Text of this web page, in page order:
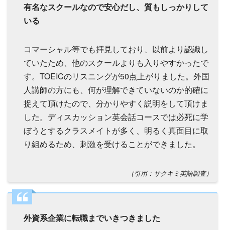
有名なスクールなので安心だし、質もしっかりして
いる
コマーシャル等でも拝見しており、以前より認識し
ていたため、他のスクールよりも入りやすかったで
す。TOEICのリスニングが50点上がりました。外国
人講師の方にも、何が理解できていないのか的確に
捉えて頂けたので、分かりやすく説明をして頂けま
した。ディスカッション英会話コースでは必死に学
ぼうとするクラスメイトが多く、明るく真面目に取
り組めるため、刺激を受けることができました。
（引用：サクキミ英語調査）
外資系企業に転職までいきつきました